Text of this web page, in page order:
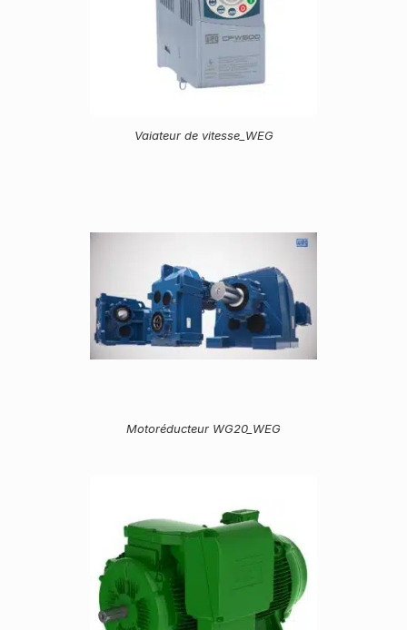
Vaiateur de vitesse_WEG
Motoréducteur WG20_WEG